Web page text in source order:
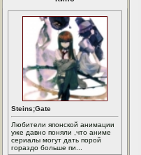
Steins;Gate
Любители японской анимации
уже давно поняли ,что аниме
сериалы могут дать порой
гораздо больше пи...